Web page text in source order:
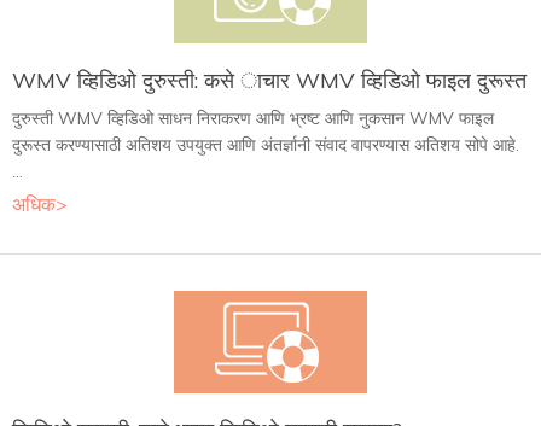
WMV व्हिडिओ दुरुस्ती: कसे ाचार WMV व्हिडिओ फाइल दुरूस्त
दुरुस्ती WMV व्हिडिओ साधन निराकरण आणि भ्रष्ट आणि नुकसान WMV फाइल
दुरूस्त करण्यासाठी अतिशय उपयुक्त आणि अंतर्ज्ञानी संवाद वापरण्यास अतिशय सोपे आहे.
अधिक>